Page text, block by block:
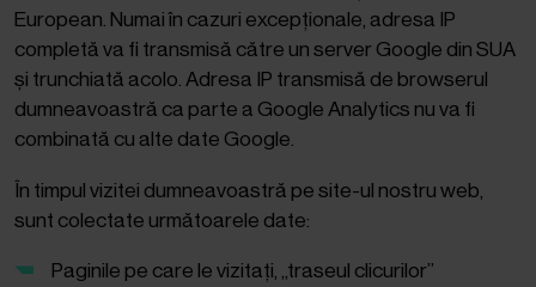
European. Numai în cazuri excepționale, adresa IP
completă va fi transmisă către un server Google din SUA
și trunchiată acolo. Adresa IP transmisă de browserul
dumneavoastră ca parte a Google Analytics nu va fi
combinată cu alte date Google.
În timpul vizitei dumneavoastră pe site-ul nostru web,
sunt colectate următoarele date:
Paginile pe care le vizitați, „traseul clicurilor”